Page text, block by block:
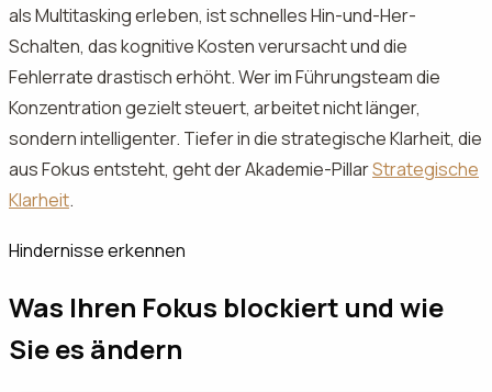
als Multitasking erleben, ist schnelles Hin-und-Her-
Schalten, das kognitive Kosten verursacht und die
Fehlerrate drastisch erhöht. Wer im Führungsteam die
Konzentration gezielt steuert, arbeitet nicht länger,
sondern intelligenter. Tiefer in die strategische Klarheit, die
aus Fokus entsteht, geht der Akademie-PillarStrategische
Klarheit.
Hindernisse erkennen
Was Ihren Fokus blockiert und wie
Sie es ändern